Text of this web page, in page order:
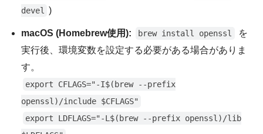
devel
)
macOS (Homebrew使用): brew install openssl
を
実行後、環境変数を設定する必要がある場合がありま
す。
export CFLAGS="-I$(brew --prefix
openssl)/include $CFLAGS"
export LDFLAGS="-L$(brew --prefix openssl)/lib